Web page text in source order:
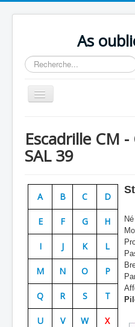
As
Rechercher
Basculer
la
Chronologie
Escadrilles
Organisation
Avions
Personnels
Formation
Doctrines
Les As
Escadrille CM
SAL 39
A B C D
E F G H
I J K L
M N O P
Q R S T
U V W X